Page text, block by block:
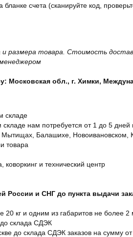
бланке счета (сканируйте код,
размера товара. Стоимость
Московская обл., г. Химки,
складе
складе нам потребуется от 1 до 5 дней
Балашихе, Новоивановском,
товара
и технический центр
России и СНГ до пункта выдачи
20 кг и одним из габаритов не более 2
склада СДЭК
до склада СДЭК заказов на сумму